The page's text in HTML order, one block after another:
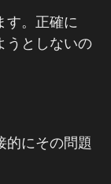
す。正確に
うとしないの
的にその問題